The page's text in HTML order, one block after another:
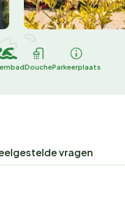
DoucheParkeerplaats
vragen